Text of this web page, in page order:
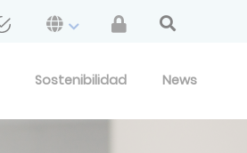
Sostenibilidad News